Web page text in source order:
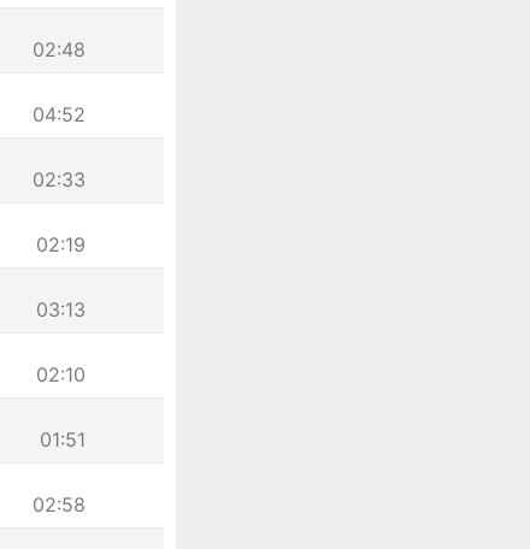
02:48
04:52
02:33
02:19
03:13
02:10
01:51
02:58